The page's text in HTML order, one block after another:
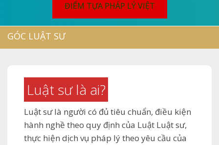
ĐIỂM TỰA PHÁP LÝ VIỆT
GÓC LUẬT SƯ
Luật sư là ai?
Luật sư là người có đủ tiêu chuẩn, điều kiện
hành nghề theo quy định của Luật Luật sư,
thực hiện dịch vụ pháp lý theo yêu cầu của